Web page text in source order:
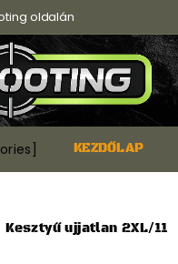
oldalán
KEZDŐLAP
Kesztyű ujjatlan 2XL/11